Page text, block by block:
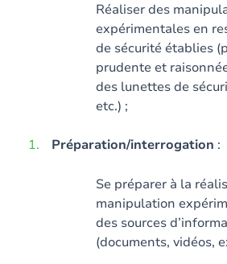
Réaliser des
expérimentales en
de sécurité établies
prudente et
des lunettes de
etc.) ;
Préparation/interrogation :
Se préparer à la
manipulation
des sources
(documents, vidéos,